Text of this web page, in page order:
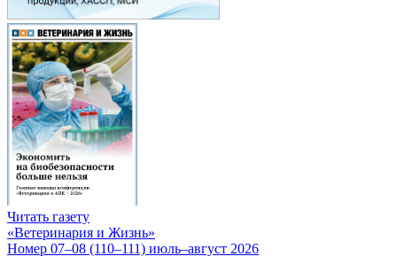
Читать газету
«Ветеринария и Жизнь»
Номер 07–08 (110–111) июль–август 2026